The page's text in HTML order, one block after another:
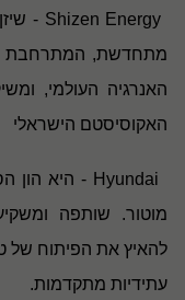
Shizen Energy
-
מתחדשת, המתרחבת
האנרגיה העולמי,
האקוסיסטם הישראלי
Hyundai - היא הון
מוטור.
שותפה
להאיץ את הפיתוח של
עתידיות מתקדמות.